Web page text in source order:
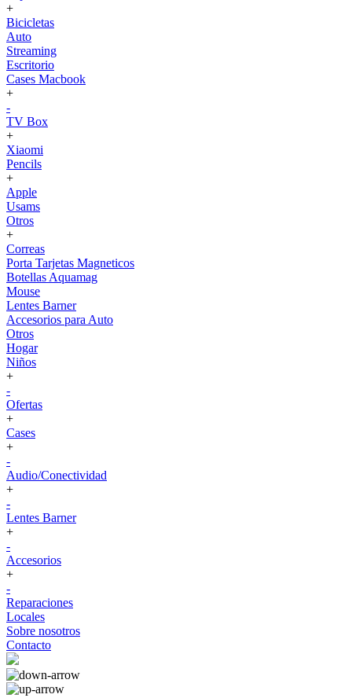
+
Bicicletas
Auto
Streaming
Escritorio
Cases Macbook
+
-
TV Box
+
Xiaomi
Pencils
+
Apple
Usams
Otros
+
Correas
Porta Tarjetas Magneticos
Botellas Aquamag
Mouse
Lentes Barner
Accesorios para Auto
Otros
Hogar
Niños
+
-
Ofertas
+
Cases
+
-
Audio/Conectividad
+
-
Lentes Barner
+
-
Accesorios
+
-
Reparaciones
Locales
Sobre nosotros
Contacto